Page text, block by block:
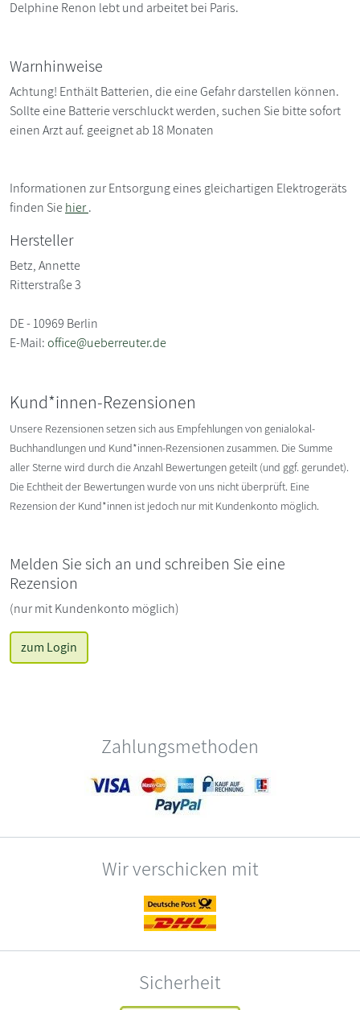
Delphine Renon lebt und arbeitet bei Paris.
Warnhinweise
Achtung! Enthält Batterien, die eine Gefahr darstellen können.
Sollte eine Batterie verschluckt werden, suchen Sie bitte sofort
einen Arzt auf. geeignet ab 18 Monaten
Informationen zur Entsorgung eines gleichartigen Elektrogeräts
finden Siehier.
Hersteller
Betz, Annette
Ritterstraße 3
DE - 10969 Berlin
E-Mail:office@ueberreuter.de
Kund*innen-Rezensionen
Unsere Rezensionen setzen sich aus Empfehlungen von genialokal-
Buchhandlungen und Kund*innen-Rezensionen zusammen. Die Summe
aller Sterne wird durch die Anzahl Bewertungen geteilt (und ggf. gerundet).
Die Echtheit der Bewertungen wurde von uns nicht überprüft. Eine
Rezension der Kund*innen ist jedoch nur mit Kundenkonto möglich.
Melden Sie sich an und schreiben Sie eine
Rezension
(nur mit Kundenkonto möglich)
zum Login
Zahlungsmethoden
Wir verschicken mit
Sicherheit